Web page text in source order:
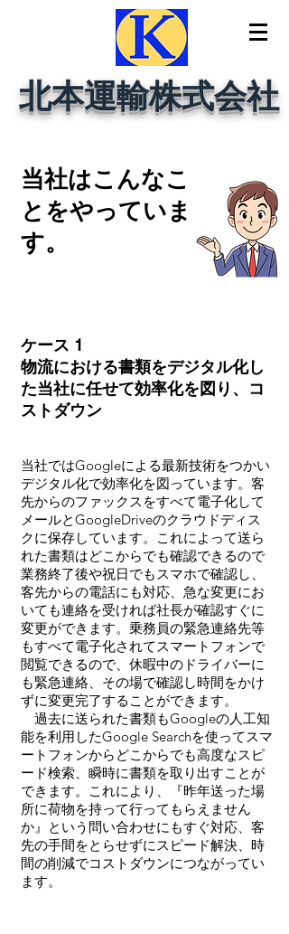
北本運輸株式会社
当社はこんなこ
とをやっていま
す。
ケース 1
物流における書類をデジタル化し
た当社に任せて効率化を図り、コ
ストダウン
​当社ではGoogleによる最新技術をつかい
デジタル化で効率化を図っています。客
先からのファックスをすべて電子化して
メールとGoogleDriveのクラウドディス
クに保存しています。これによって送ら
れた書類はどこからでも確認できるので
業務終了後や祝日でもスマホで確認し、
客先からの電話にも対応、急な変更にお
いても連絡を受ければ社長が確認すぐに
変更ができます。乗務員の緊急連絡先等
もすべて電子化されてスマートフォンで
閲覧できるので、休暇中のドライバーに
も緊急連絡、その場で確認し時間をかけ
ずに変更完了することができます。
​過去に送られた書類もGoogleの人工知
能を利用したGoogle Searchを使ってスマ
ートフォンからどこからでも高度なスピ
ード検索、瞬時に書類を取り出すことが
できます。これにより、『昨年送った場
所に荷物を持って行ってもらえません
か』という問い合わせにもすぐ対応、客
先の手間をとらせずにスピード解決、時
間の削減でコストダウンにつながってい
ます。